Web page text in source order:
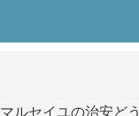
マルセイユの治安ど